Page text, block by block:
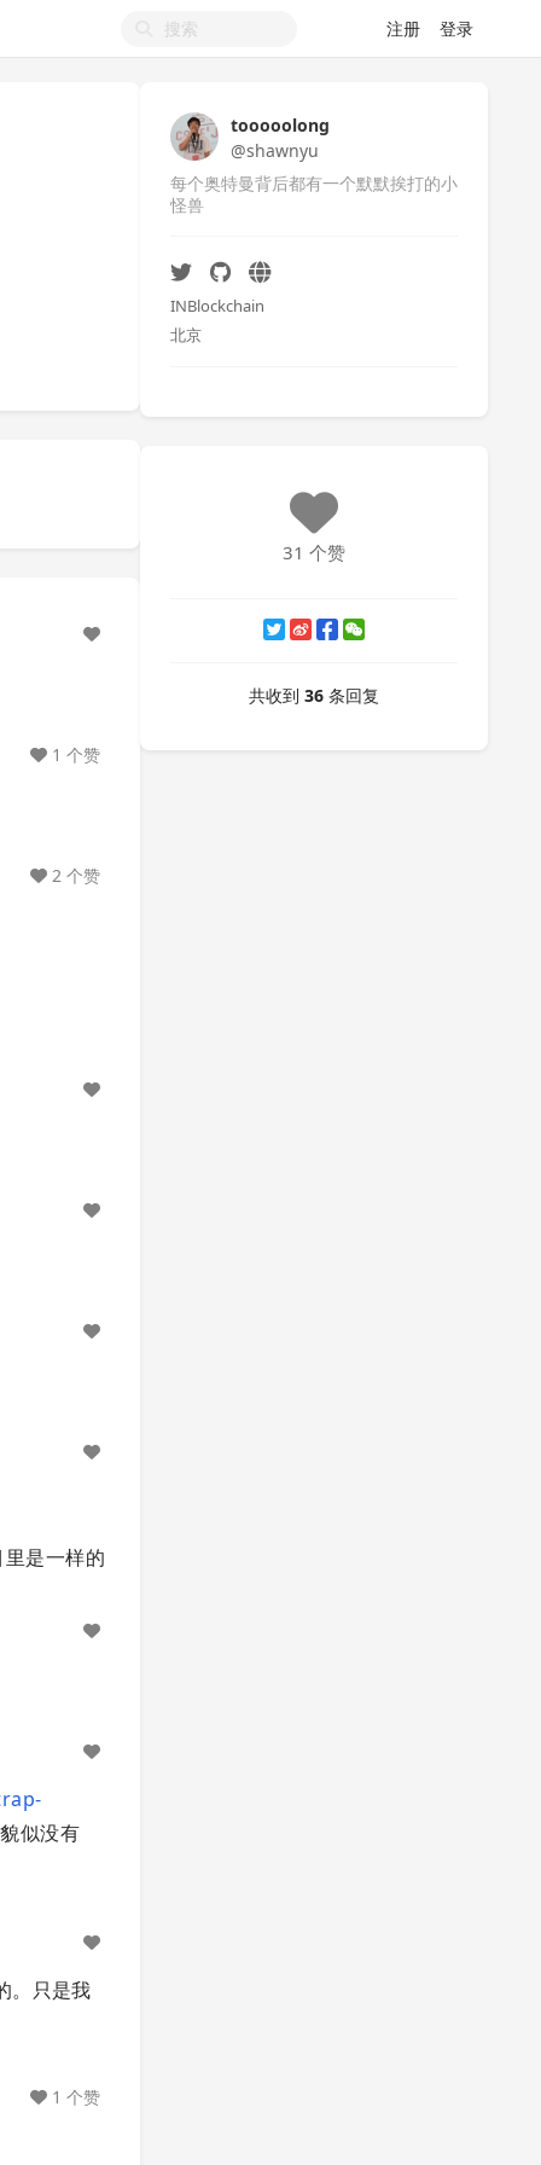
注册 登录
1 个赞
2 个赞
是一样的
似没有
。只是我
1 个赞
tooooolong
@shawnyu
每个奥特曼背后都有一个默默挨打的小
怪兽
INBlockchain
北京
31 个赞
共收到 36 条回复